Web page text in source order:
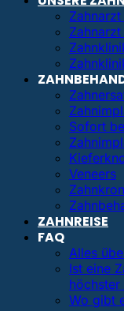
Sofort
Veneers
ZAHNREISE
FAQ
Alles
Ist eine
höchster
Wo gibt